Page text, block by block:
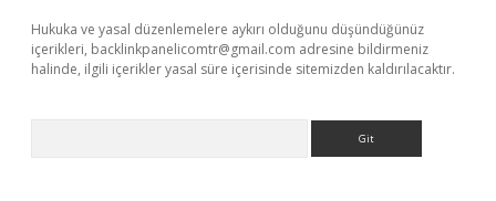
Hukuka ve yasal düzenlemelere aykırı olduğunu düşündüğünüz
içerikleri, backlinkpanelicomtr@gmail.com adresine bildirmeniz
halinde, ilgili içerikler yasal süre içerisinde sitemizden kaldırılacaktır.